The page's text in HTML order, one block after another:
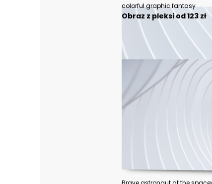
colorful graphic fantasy
Obraz z pleksi od 123 zł